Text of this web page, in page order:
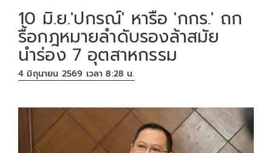
10 มิ.ย.'ปกรณ์' หารือ 'กกร.' ถก
รื้อกฎหมายลำดับรองล้าสมัย
นำร่อง 7 อุตสาหกรรม
4 มิถุนายน 2569 เวลา 8:28 น.